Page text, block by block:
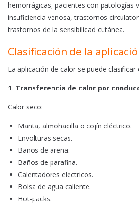
hemorrágicas, pacientes con patologías
insuficiencia venosa, trastornos
trastornos de la sensibilidad cutánea.
Clasificación de la
La aplicación de calor se puede clasificar
1. Transferencia de calor por
Calor seco:
Manta, almohadilla o cojín eléctrico.
Envolturas secas.
Baños de arena.
Baños de parafina.
Calentadores eléctricos.
Bolsa de agua caliente.
Hot-packs.